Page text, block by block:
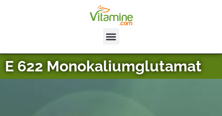
E 622 Monokaliumglutamat